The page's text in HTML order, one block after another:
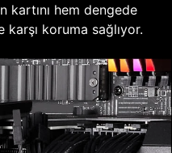
kartını hem dengede
karşı koruma sağlıyor.